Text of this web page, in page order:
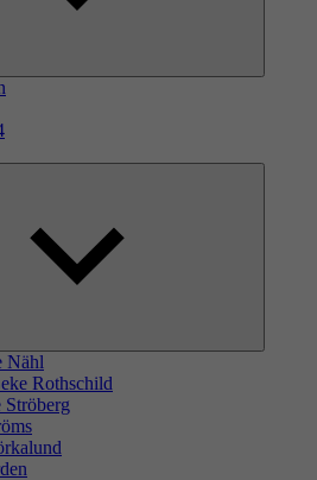
Nähl
Rothschild
Ströberg